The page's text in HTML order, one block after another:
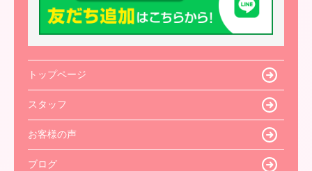
トップページ
スタッフ
お客様の声
ブログ